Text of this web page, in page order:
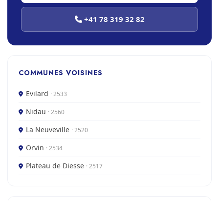
+41 78 319 32 82
COMMUNES VOISINES
Evilard · 2533
Nidau · 2560
La Neuveville · 2520
Orvin · 2534
Plateau de Diesse · 2517